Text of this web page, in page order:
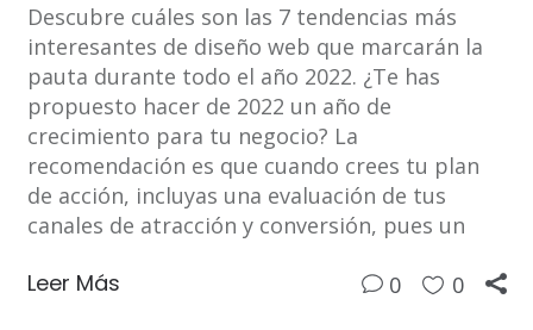
Descubre cuáles son las 7 tendencias más
interesantes de diseño web que marcarán la
pauta durante todo el año 2022. ¿Te has
propuesto hacer de 2022 un año de
crecimiento para tu negocio? La
recomendación es que cuando crees tu plan
de acción, incluyas una evaluación de tus
canales de atracción y conversión, pues un
Leer Más 0 0